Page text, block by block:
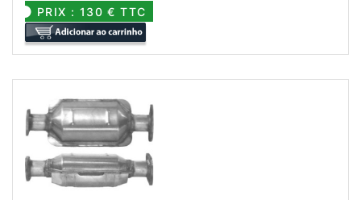
PRIX : 130 € TTC